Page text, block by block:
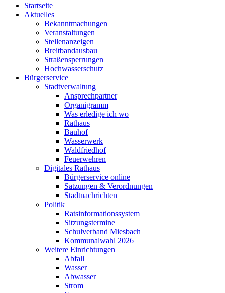
Startseite
Aktuelles
Bekanntmachungen
Veranstaltungen
Stellenanzeigen
Breitbandausbau
Straßensperrungen
Hochwasserschutz
Bürgerservice
Stadtverwaltung
Ansprechpartner
Organigramm
Was erledige ich wo
Rathaus
Bauhof
Wasserwerk
Waldfriedhof
Feuerwehren
Digitales Rathaus
Bürgerservice online
Satzungen & Verordnungen
Stadtnachrichten
Politik
Ratsinformationssystem
Sitzungstermine
Schulverband Miesbach
Kommunalwahl 2026
Weitere Einrichtungen
Abfall
Wasser
Abwasser
Strom